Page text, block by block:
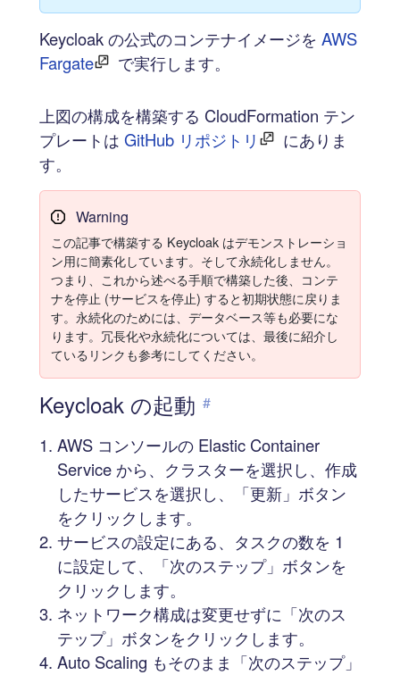
Keycloak の公式のコンテナイメージを AWS
Fargate
で実行します。
上図の構成を構築する CloudFormation テン
プレートは GitHub リポジトリ
にありま
す。
Warning
この記事で構築する Keycloak はデモンストレーショ
ン用に簡素化しています。そして永続化しません。
つまり、これから述べる手順で構築した後、コンテ
ナを停止 (サービスを停止) すると初期状態に戻りま
す。永続化のためには、データベース等も必要にな
ります。冗長化や永続化については、最後に紹介し
ているリンクも参考にしてください。
Keycloak の起動 #
AWS コンソールの Elastic Container
Service から、クラスターを選択し、作成
したサービスを選択し、「更新」ボタン
をクリックします。
サービスの設定にある、タスクの数を 1
に設定して、「次のステップ」ボタンを
クリックします。
ネットワーク構成は変更せずに「次のス
テップ」ボタンをクリックします。
Auto Scaling もそのまま「次のステップ」